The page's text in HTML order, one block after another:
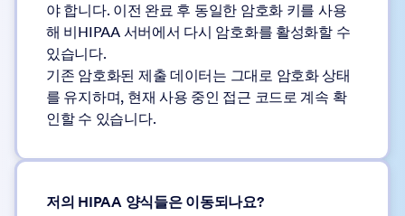
야 합니다. 이전 완료 후 동일한 암호화 키를 사용
해 비HIPAA 서버에서 다시 암호화를 활성화할 수
있습니다.
기존 암호화된 제출 데이터는 그대로 암호화 상태
를 유지하며, 현재 사용 중인 접근 코드로 계속 확
인할 수 있습니다.
저의 HIPAA 양식들은 이동되나요?